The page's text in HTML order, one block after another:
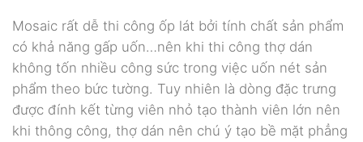
Mosaic rất dễ thi công ốp lát bởi tính chất sản phẩm
có khả năng gấp uốn…nên khi thi công thợ dán
không tốn nhiều công sức trong việc uốn nét sản
phẩm theo bức tường. Tuy nhiên là dòng đặc trưng
được đính kết từng viên nhỏ tạo thành viên lớn nên
khi thông công, thợ dán nên chú ý tạo bề mặt phẳng